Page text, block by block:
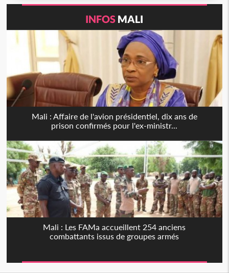
INFOS MALI
Mali : Affaire de l'avion présidentiel, dix ans de
prison confirmés pour l'ex-ministr...
Mali : Les FAMa accueillent 254 anciens
combattants issus de groupes armés